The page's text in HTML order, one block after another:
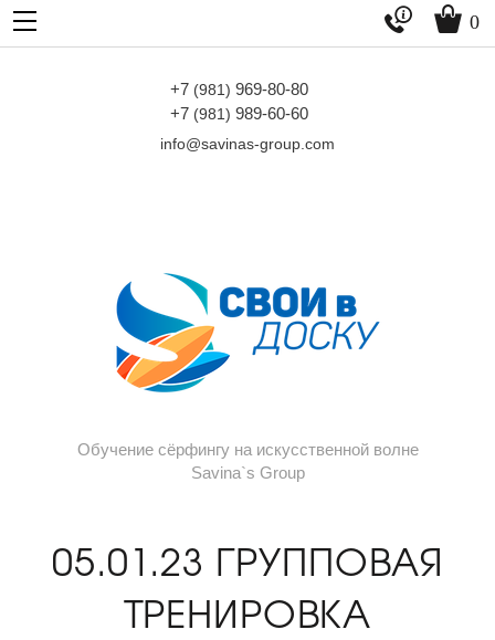
+7 (981) 969-80-80
+7 (981) 989-60-60
info@savinas-group.com
Обучение сёрфингу на искусственной волне
Savina`s Group
  0
05.01.23 ГРУППОВАЯ
ТРЕНИРОВКА